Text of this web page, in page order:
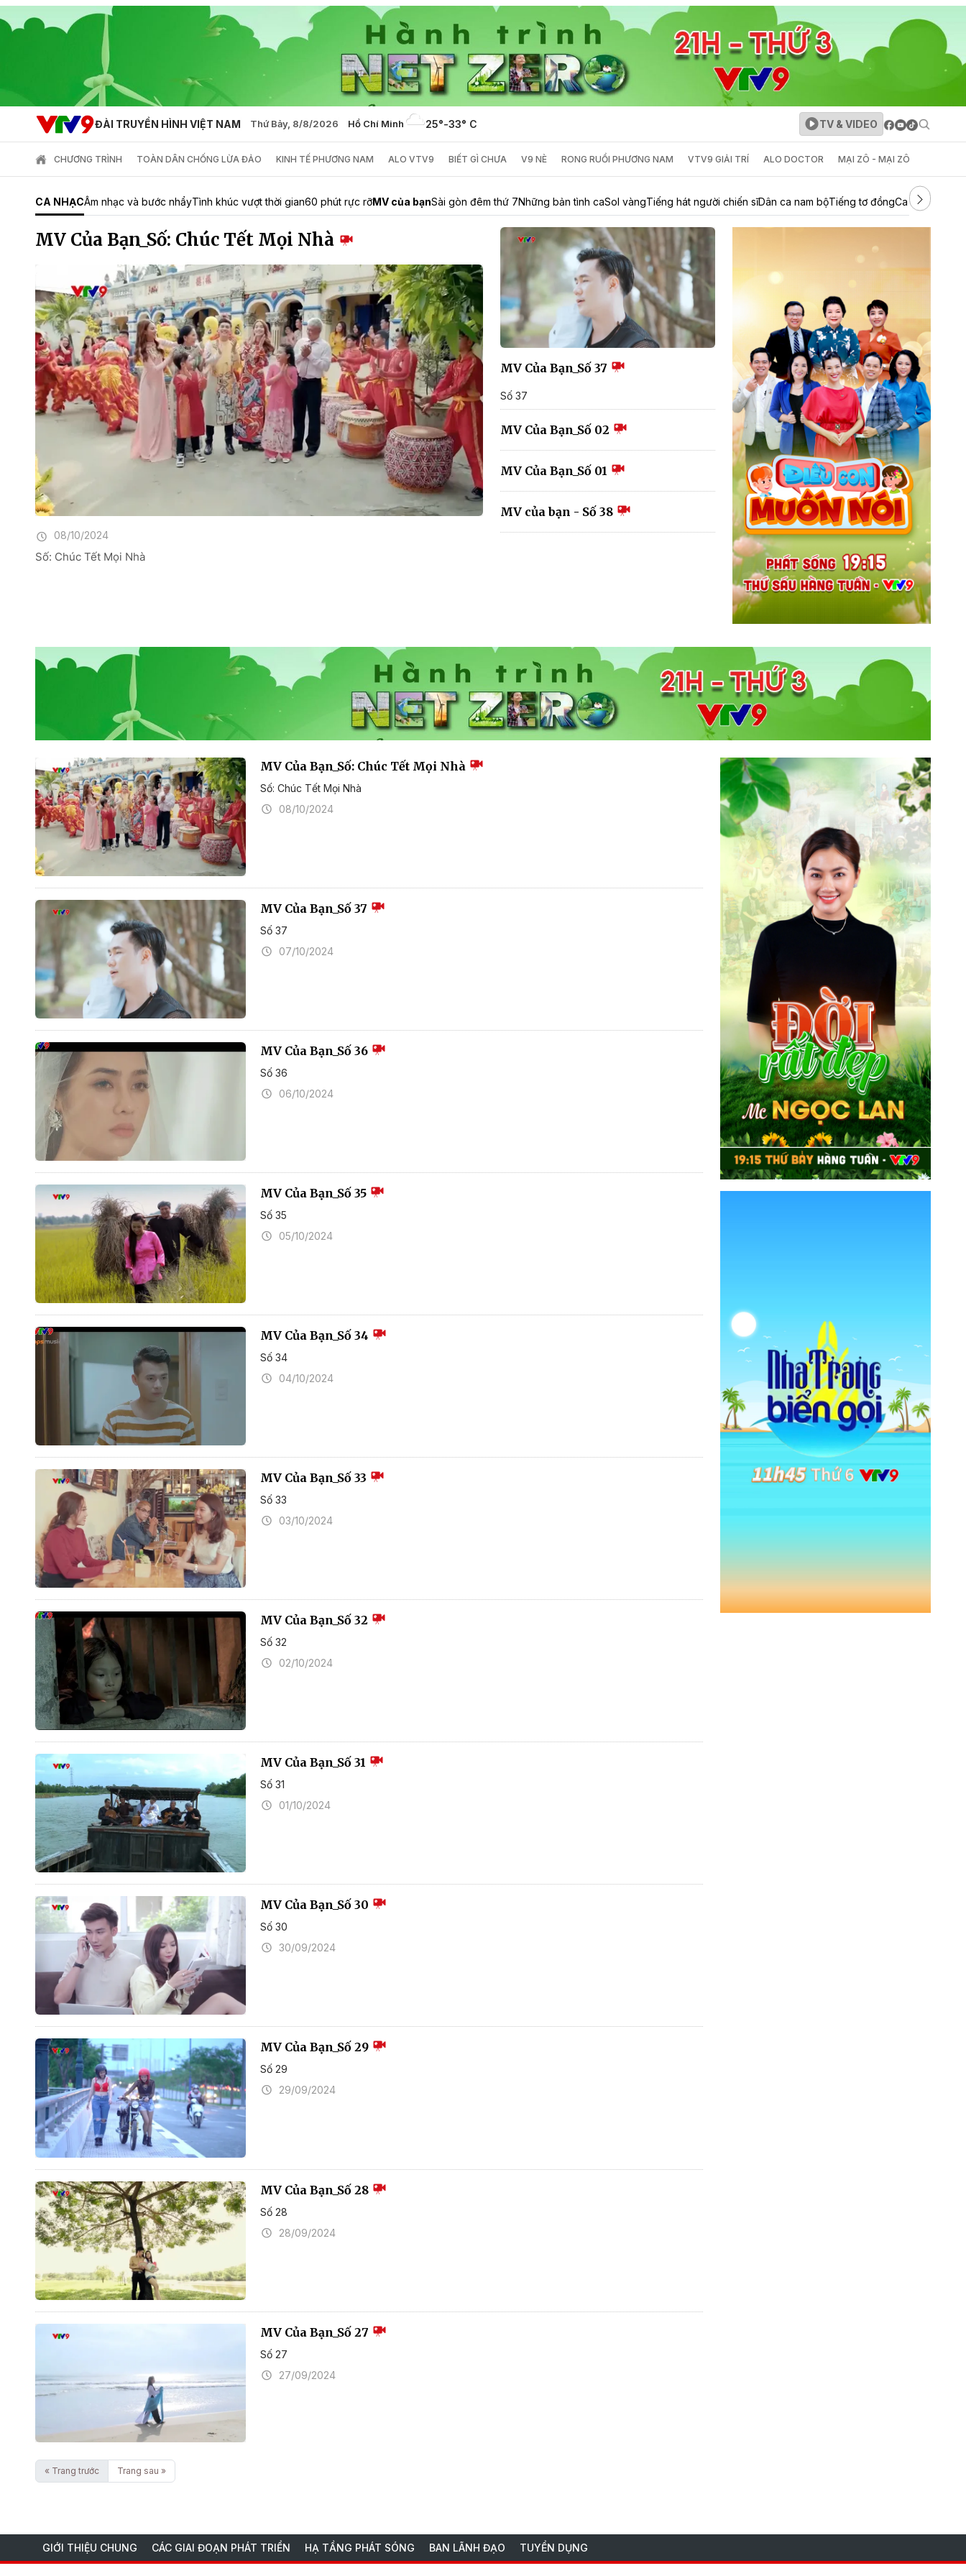
ĐÀI TRUYỀN HÌNH VIỆT NAM Thứ Bảy, 8/8/2026 Hồ Chí Minh 25°-33° C TV & VIDEO
CHƯƠNG TRÌNH TOÀN DÂN CHỐNG LỪA ĐẢO KINH TẾ PHƯƠNG NAM ALO VTV9 BIẾT GÌ CHƯA V9 NÈ RONG RUỔI PHƯƠNG NAM VTV9 GIẢI TRÍ ALO DOCTOR MẠI ZÔ - MẠI ZÔ
CA NHẠCÂm nhạc và bước nhẩyTình khúc vượt thời gian60 phút rực rỡMV của bạnSài gòn đêm thứ 7Những bản tình caSol vàngTiếng hát người chiến sĩDân ca nam bộTiếng tơ đồngCa nhạc tổng
MV Của Bạn_Số: Chúc Tết Mọi Nhà
08/10/2024
Số: Chúc Tết Mọi Nhà
MV Của Bạn_Số 37
Số 37
MV Của Bạn_Số 02
MV Của Bạn_Số 01
MV của bạn - Số 38
MV Của Bạn_Số: Chúc Tết Mọi Nhà
Số: Chúc Tết Mọi Nhà
08/10/2024
MV Của Bạn_Số 37
Số 37
07/10/2024
MV Của Bạn_Số 36
Số 36
06/10/2024
MV Của Bạn_Số 35
Số 35
05/10/2024
MV Của Bạn_Số 34
Số 34
04/10/2024
MV Của Bạn_Số 33
Số 33
03/10/2024
MV Của Bạn_Số 32
Số 32
02/10/2024
MV Của Bạn_Số 31
Số 31
01/10/2024
MV Của Bạn_Số 30
Số 30
30/09/2024
MV Của Bạn_Số 29
Số 29
29/09/2024
MV Của Bạn_Số 28
Số 28
28/09/2024
MV Của Bạn_Số 27
Số 27
27/09/2024
« Trang trước Trang sau »
GIỚI THIỆU CHUNG CÁC GIAI ĐOẠN PHÁT TRIỂN HẠ TẦNG PHÁT SÓNG BAN LÃNH ĐẠO TUYỂN DỤNG